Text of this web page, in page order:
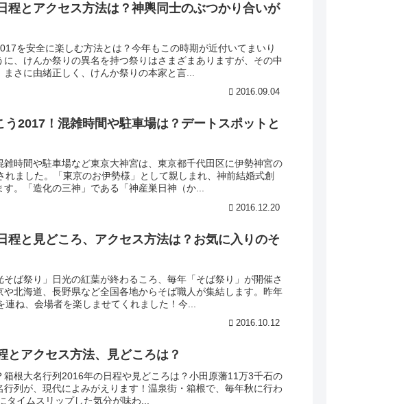
程とアクセス方法は？神輿同士のぶつかり合いが
を安全に楽しむ方法とは？今年もこの時期が近付いてまいり
、けんか祭りの異名を持つ祭りはさまざまありますが、その中
さに由緒正しく、けんか祭りの本家と言...
2016.09.04
2017！混雑時間や駐車場は？デートスポットと
時間や駐車場など東京大神宮は、東京都千代田区に伊勢神宮の
ました。「東京のお伊勢様」として親しまれ、神前結婚式創
。「造化の三神」である「神産巣日神（か...
2016.12.20
程と見どころ、アクセス方法は？お気に入りのそ
ば祭り」日光の紅葉が終わるころ、毎年「そば祭り」が開催さ
北海道、長野県など全国各地からそば職人が集結します。昨年
ね、会場者を楽しませてくれました！今...
2016.10.12
とアクセス方法、見どころは？
根大名行列2016年の日程や見どころは？小田原藩11万3千石の
列が、現代によみがえります！温泉街・箱根で、毎年秋に行わ
イムスリップした気分が味わ...